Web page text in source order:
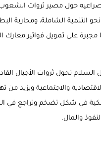
حول مصير ثروات
التنمية الشاملة، ومحاربة
على تمويل فواتير معارك
تحول ثروات الأجيال
والاجتماعية ويزيد
في شكل تضخم وتراجع في
والمال.